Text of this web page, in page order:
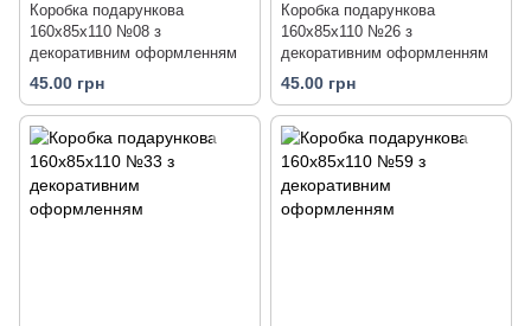
Коробка подарункова
160х85х110 №08 з
декоративним оформленням
45.00 грн
Коробка подарункова
160х85х110 №26 з
декоративним оформленням
45.00 грн